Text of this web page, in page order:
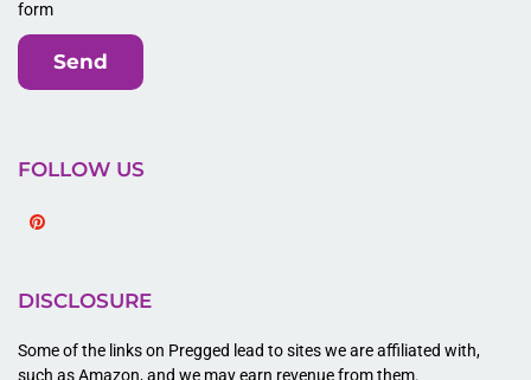
form
Send
FOLLOW US
DISCLOSURE
Some of the links on Pregged lead to sites we are affiliated with,
such as Amazon, and we may earn revenue from them.